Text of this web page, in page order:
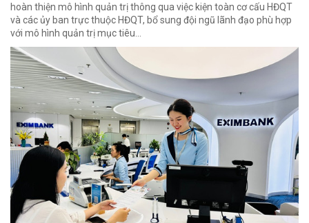
hoàn thiện mô hình quản trị thông qua việc kiện toàn cơ cấu HĐQT
và các ủy ban trực thuộc HĐQT, bổ sung đội ngũ lãnh đạo phù hợp
với mô hình quản trị mục tiêu...